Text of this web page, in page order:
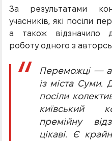
За результатами
учасників, які посіли
а також відзначило
роботу одного з
Переможці —
із міста Суми.
посіли
київський
премійну
цікаві. Є